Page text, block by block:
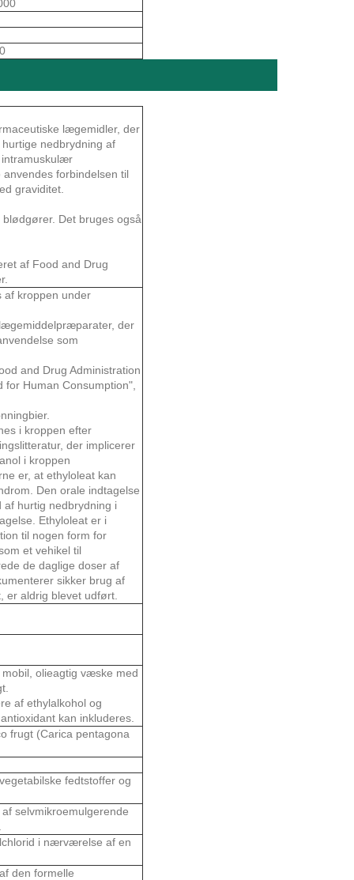
lægemidler, der
nedbrydning af
intramuskulær
forbindelsen til
graviditet.
Det bruges også
af Food and Drug
af kroppen under
der
som
and Drug Administration
Human Consumption",
i kroppen efter
der implicerer
i kroppen
er, at ethyloleat kan
Den orale indtagelse
af hurtig nedbrydning i
Ethyloleat er i
til nogen form for
et vehikel til
de daglige doser af
sikker brug af
er aldrig blevet udført.
olieagtig væske med
af ethylalkohol og
kan inkluderes.
frugt (Carica pentagona
fedtstoffer og
selvmikroemulgerende
i nærværelse af en
den formelle